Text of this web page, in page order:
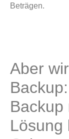
Beträgen.
Aber
Backup
Lösung